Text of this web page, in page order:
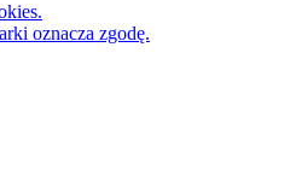
oznacza zgodę.